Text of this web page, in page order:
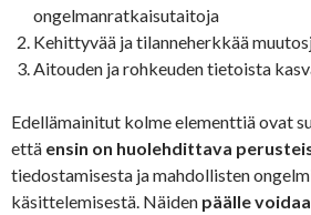
ongelmanratkaisutaitoja
Kehittyvää ja tilanneherkkää
Aitouden ja rohkeuden tietoista
Edellämainitut kolme elementtiä ovat
että ensin on huolehdittava
tiedostamisesta ja mahdollisten
käsittelemisestä. Näiden päälle